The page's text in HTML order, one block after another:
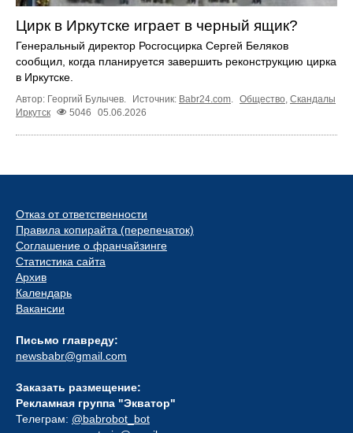
Цирк в Иркутске играет в черный ящик?
Генеральный директор Росгосцирка Сергей Беляков
сообщил, когда планируется завершить реконструкцию цирка
в Иркутске.
Автор: Георгий Булычев. Источник: Babr24.com. Общество, Скандалы
Иркутск
5046 05.06.2026
Отказ от ответственности
Правила копирайта (перепечаток)
Соглашение о франчайзинге
Статистика сайта
Архив
Календарь
Вакансии
Письмо главреду:
newsbabr@gmail.com
Заказать размещение:
Рекламная группа "Экватор"
Телеграм: @babrobot_bot